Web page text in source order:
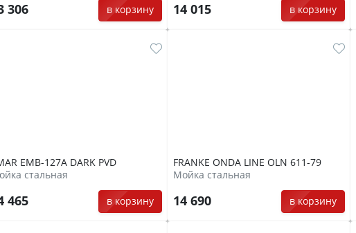
306 в корзину 14 015 в корзину
EMB-127A DARK PVD
стальная
465 в корзину
FRANKE ONDA LINE OLN 611-79
Мойка стальная
14 690 в корзину